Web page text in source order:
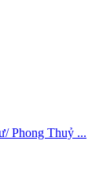
Phong Thuỷ ...